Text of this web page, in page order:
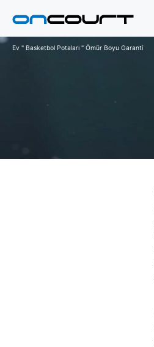
geç
Ev " Basketbol Potaları " Ömür Boyu Garanti